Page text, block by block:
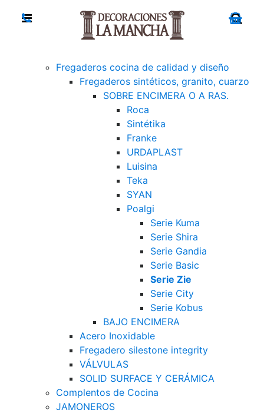
Fregaderos cocina de calidad y diseño
Fregaderos sintéticos, granito, cuarzo
SOBRE ENCIMERA O A RAS.
Roca
Sintétika
Franke
URDAPLAST
Luisina
Teka
SYAN
Poalgi
Serie Kuma
Serie Shira
Serie Gandia
Serie Basic
Serie Zie
Serie City
Serie Kobus
BAJO ENCIMERA
Acero Inoxidable
Fregadero silestone integrity
VÁLVULAS
SOLID SURFACE Y CERÁMICA
Complentos de Cocina
JAMONEROS